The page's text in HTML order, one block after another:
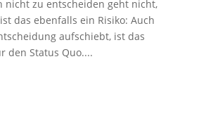
nicht zu entscheiden geht nicht,
das ebenfalls ein Risiko: Auch
aufschiebt, ist das
den Status Quo....